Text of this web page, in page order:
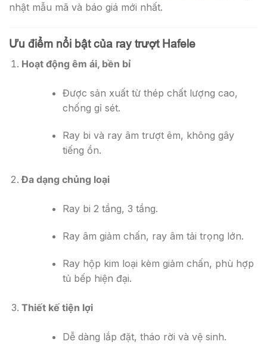
nhật mẫu mã và báo giá mới nhất.
Ưu điểm nổi bật của ray trượt Hafele
Hoạt động êm ái, bền bỉ
Được sản xuất từ thép chất lượng cao,
chống gỉ sét.
Ray bi và ray âm trượt êm, không gây
tiếng ồn.
Đa dạng chủng loại
Ray bi 2 tầng, 3 tầng.
Ray âm giảm chấn, ray âm tải trọng lớn.
Ray hộp kim loại kèm giảm chấn, phù hợp
tủ bếp hiện đại.
Thiết kế tiện lợi
Dễ dàng lắp đặt, tháo rời và vệ sinh.